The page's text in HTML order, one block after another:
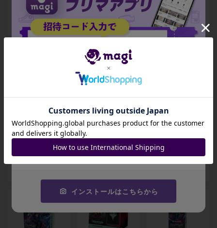
出品数 0
開封BOX
-
出品数 0
SC] 未開封BOX
出品数 0
ダスクモーン：戦
慄の館 プレイ・ブ
ースター [DSK] 未
開封パック
-
ダスクモーン：戦
慄の館 Nightmare
Bundle 英語版 [D
SK] 未開封BOX
-
ダスクモーン：戦
慄の館 統率者デッ
ア」 [DSC] 未開封
BOX
-
招待コード
JA9XS8
コピーする
インストールはこちらから